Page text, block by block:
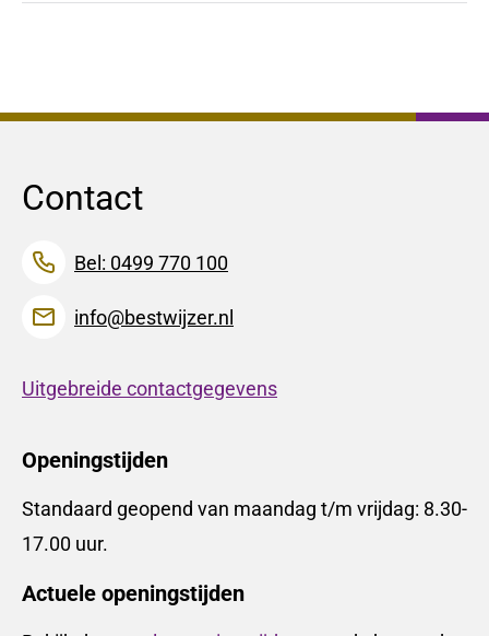
Contact
Bel: 0499 770 100
info@bestwijzer.nl
Uitgebreide contactgegevens
Openingstijden
Standaard geopend van maandag t/m vrijdag: 8.30-
17.00 uur.
Actuele openingstijden